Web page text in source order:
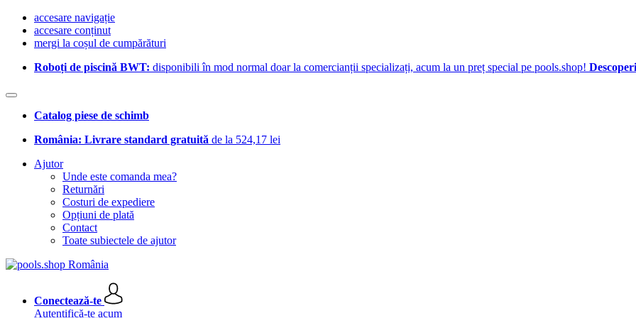
accesare navigație
accesare conținut
mergi la coșul de cumpărături
Roboți de piscină BWT: disponibili în mod normal doar la comercianții specializați, acum la un preț special pe pools.shop!
Catalog piese de schimb
România: Livrare standard gratuită de la 524,17 lei
Ajutor
Unde este comanda mea?
Returnări
Costuri de expediere
Opțiuni de plată
Contact
Toate subiectele de ajutor
Conectează-te
Autentifică-te acum